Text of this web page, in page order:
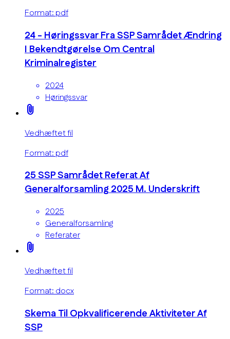
Format: pdf
24 - Høringssvar Fra SSP Samrådet Ændring
I Bekendtgørelse Om Central
Kriminalregister
2024
Høringssvar
attach_file
Vedhæftet fil
Format: pdf
25 SSP Samrådet Referat Af
Generalforsamling 2025 M. Underskrift
2025
Generalforsamling
Referater
attach_file
Vedhæftet fil
Format: docx
Skema Til Opkvalificerende Aktiviteter Af
SSP